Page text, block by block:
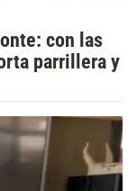
con las
parrillera y